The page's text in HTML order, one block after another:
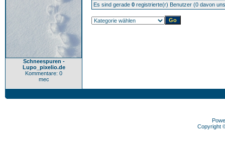
Schneespuren -
Lupo_pixelio.de
Kommentare: 0
mec
Es sind gerade 0 registrierte(r) Benutzer (0 davon
Copyright